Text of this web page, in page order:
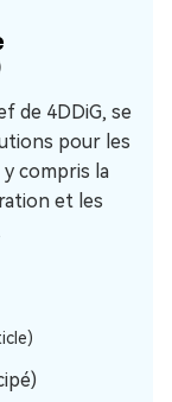
de 4DDiG, se
pour les
compris la
et les